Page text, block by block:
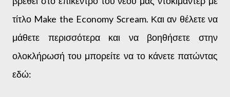
τίτλο Make the Economy Scream. Και αν θέλετε να
μάθετε περισσότερα και να βοηθήσετε στην
ολοκλήρωσή του μπορείτε να το κάνετε πατώντας
εδώ: